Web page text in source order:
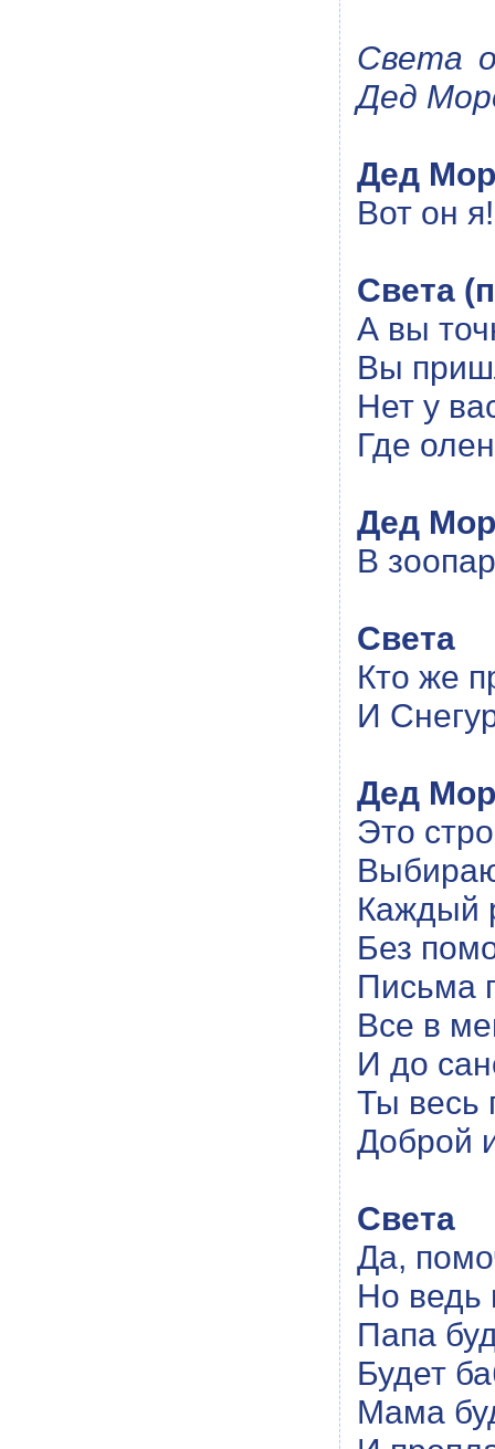
Света
Дед
Дед
Вот он
Света
А вы
Вы
Нет у
Где
Дед
В
Света
Кто же
И
Дед
Это
Каждый
Без
Письма
Все в
И до
Ты весь
Доброй
Света
Да,
Но ведь
Папа
Будет
Мама